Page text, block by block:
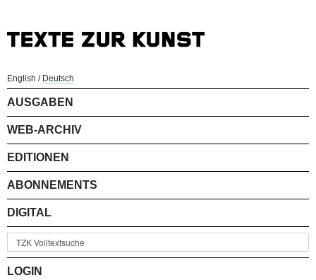
English / Deutsch
AUSGABEN
WEB-ARCHIV
EDITIONEN
ABONNEMENTS
DIGITAL
LOGIN